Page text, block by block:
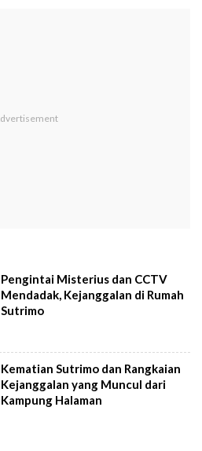
Pengintai Misterius dan CCTV
Mendadak, Kejanggalan di Rumah
Sutrimo
Kematian Sutrimo dan Rangkaian
Kejanggalan yang Muncul dari
Kampung Halaman